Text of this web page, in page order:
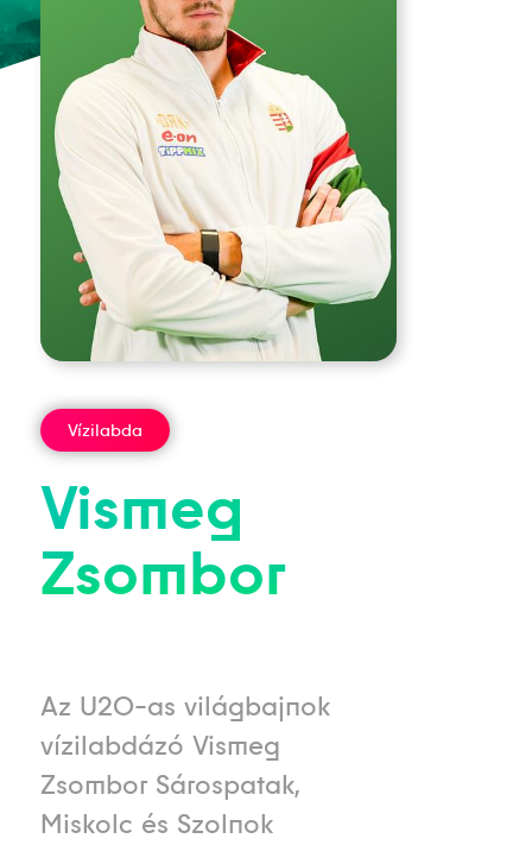
Vízilabda
Vismeg
Zsombor
Az U20-as világbajnok
vízilabdázó Vismeg
Zsombor Sárospatak,
Miskolc és Szolnok